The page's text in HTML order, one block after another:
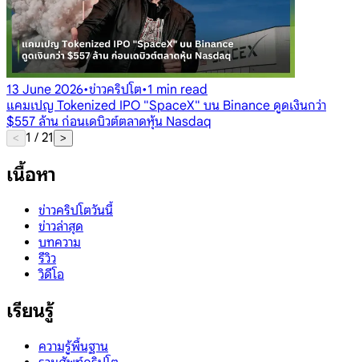
13 June 2026•ข่าวคริปโต•1 min read
แคมเปญ Tokenized IPO "SpaceX" บน Binance ดูดเงินกว่า
$557 ล้าน ก่อนเดบิวต์ตลาดหุ้น Nasdaq
< 1 / 21 >
เนื้อหา
ข่าวคริปโตวันนี้
ข่าวล่าสุด
บทความ
รีวิว
วิดีโอ
เรียนรู้
ความรู้พื้นฐาน